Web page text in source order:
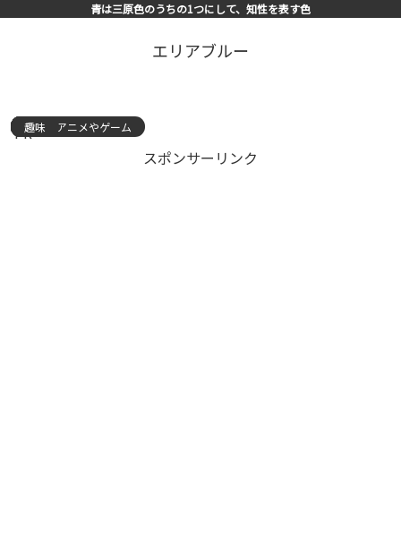
青は三原色のうちの1つにして、知性を表す色
エリアブルー
PR
スポンサーリンク
趣味
趣味
趣味
趣味
趣味
趣味
趣味
趣味
趣味
趣味
趣味
趣味
趣味
漫画やアニメやゲーム
趣味